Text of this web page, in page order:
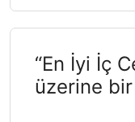
“En İyi İç
üzerine